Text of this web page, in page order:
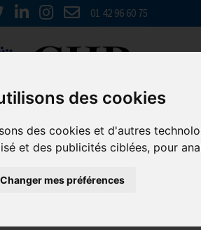
des cookies
des cookies et d'autres
et des publicités ciblées, pour
Changer mes préférences
01 42 96 60 75
Emploi,